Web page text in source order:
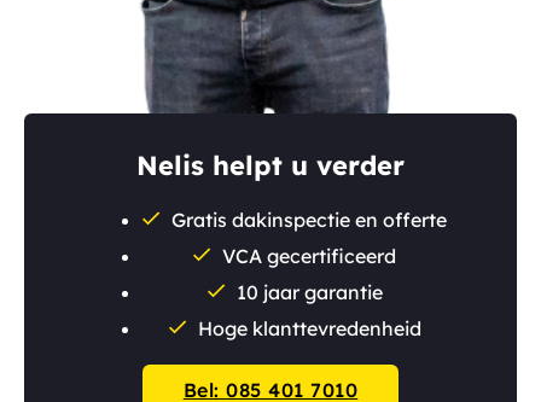
Nelis helpt u verder
Gratis dakinspectie en offerte
VCA gecertificeerd
10 jaar garantie
Hoge klanttevredenheid
Bel: 085 401 7010